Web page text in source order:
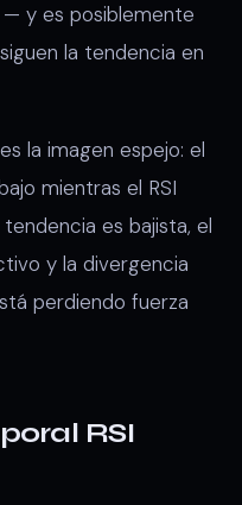
y es posiblemente
la tendencia en
la imagen espejo: el
mientras el RSI
es bajista, el
y la divergencia
perdiendo fuerza
RSI